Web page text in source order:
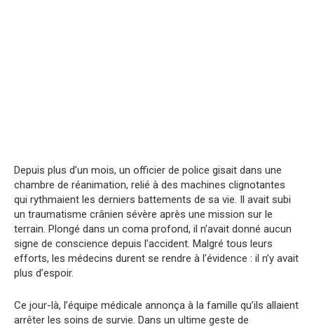
Depuis plus d’un mois, un officier de police gisait dans une
chambre de réanimation, relié à des machines clignotantes
qui rythmaient les derniers battements de sa vie. Il avait subi
un traumatisme crânien sévère après une mission sur le
terrain. Plongé dans un coma profond, il n’avait donné aucun
signe de conscience depuis l’accident. Malgré tous leurs
efforts, les médecins durent se rendre à l’évidence : il n’y avait
plus d’espoir.
Ce jour-là, l’équipe médicale annonça à la famille qu’ils allaient
arrêter les soins de survie. Dans un ultime geste de